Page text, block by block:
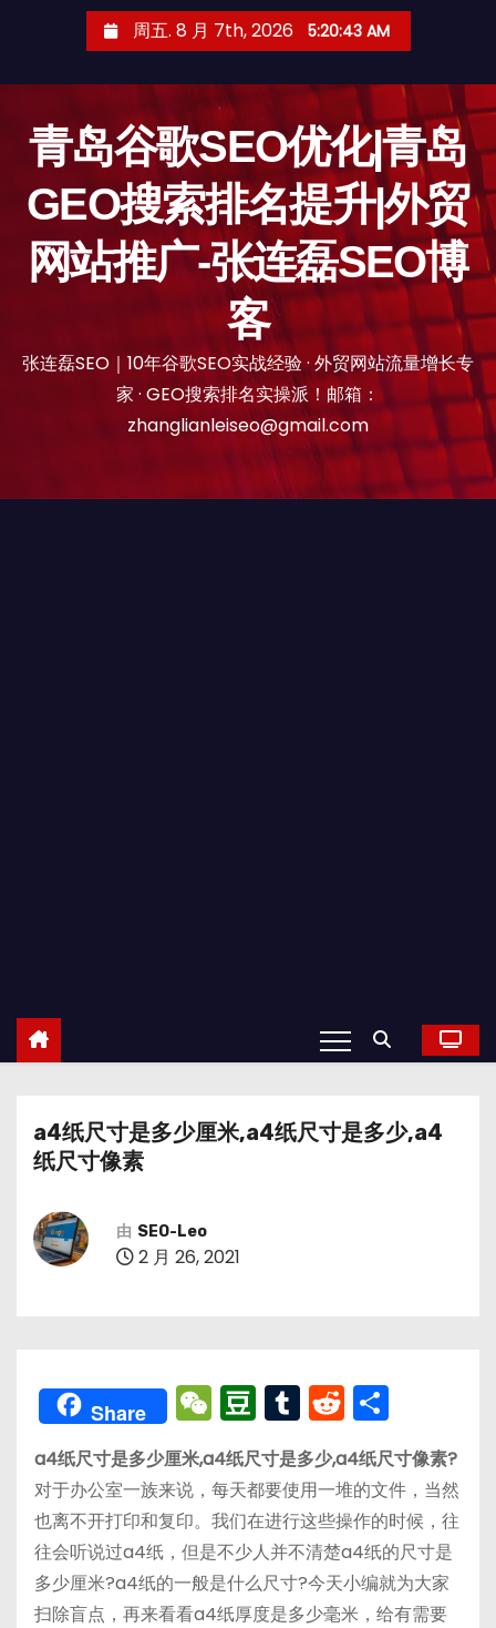
周五. 8 月 7th, 2026 5:20:44 AM
青岛谷歌SEO优化|青岛
GEO搜索排名提升|外贸
网站推广-张连磊SEO博
客
张连磊SEO｜10年谷歌SEO实战经验 · 外贸网站流量增长专
家 · GEO搜索排名实操派！邮箱：
zhanglianleiseo@gmail.com
a4纸尺寸是多少厘米,a4纸尺寸是多少,a4
纸尺寸像素
由 SEO-Leo
2 月 26, 2021
Share W
e
C
h
a
t
D
o
u
b
a
n
T
u
m
bl
r
R
e
d
di
t
享
a4纸尺寸是多少厘米,a4纸尺寸是多少,a4纸尺寸像素?
对于办公室一族来说，每天都要使用一堆的文件，当然
也离不开打印和复印。我们在进行这些操作的时候，往
往会听说过a4纸，但是不少人并不清楚a4纸的尺寸是
多少厘米?a4纸的一般是什么尺寸?今天小编就为大家
扫除盲点，再来看看a4纸厚度是多少毫米，给有需要